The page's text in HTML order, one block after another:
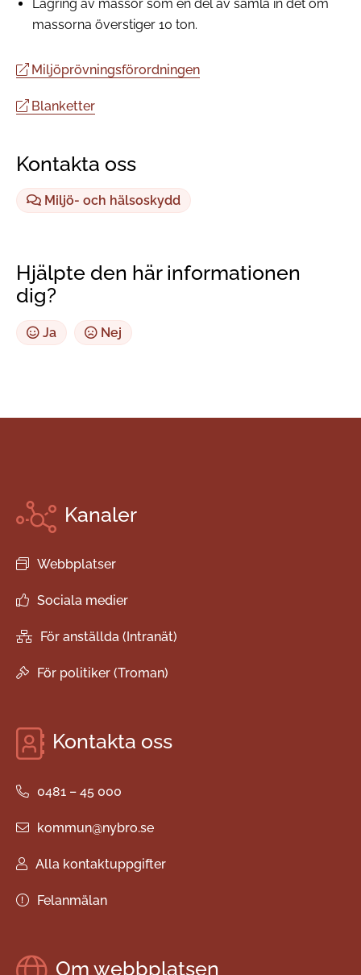
Lagring av massor som en del av samla in det om
massorna överstiger 10 ton.
Miljöprövningsförordningen
Blanketter
Kontakta oss
Miljö- och hälsoskydd
Hjälpte den här informationen
dig?
Ja Nej
Kanaler
Webbplatser
Sociala medier
För anställda (Intranät)
För politiker (Troman)
Kontakta oss
0481 – 45 000
kommun@nybro.se
Alla kontaktuppgifter
Felanmälan
Om webbplatsen